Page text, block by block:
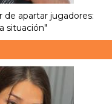
de apartar jugadores:
situación"